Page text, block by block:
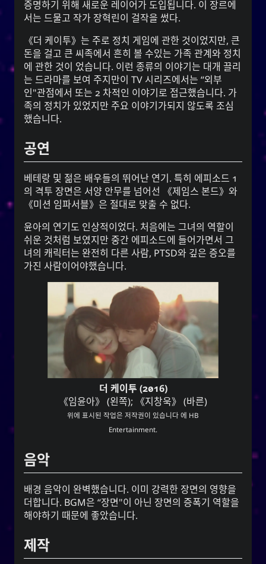
증명하기 위해 새로운 레이어가 도입됩니다. 이 장르에
서는 드물고 작가 장혁린이 걸작을 썼다.
《더 케이투》는 주로 정치 게임에 관한 것이었지만, 큰
돈을 걸고 큰 씨족에서 흔히 볼 수있는 가족 관계와 정치
에 관한 것이 었습니다. 이런 종류의 이야기는 대개 끌리
는 드라마를 보여 주지만이 TV 시리즈에서는 “외부
인"관점에서 또는 2 차적인 이야기로 접근했습니다. 가
족의 정치가 있었지만 주요 이야기가되지 않도록 조심
했습니다.
공연
베테랑 및 젊은 배우들의 뛰어난 연기. 특히 에피소드 1
의 격투 장면은 서양 안무를 넘어선 《제임스 본드》와
《미션 임파서블》은 절대로 맞출 수 없다.
윤아의 연기도 인상적이었다. 처음에는 그녀의 역할이
쉬운 것처럼 보였지만 중간 에피소드에 들어가면서 그
녀의 캐릭터는 완전히 다른 사람, PTSD와 깊은 증오를
가진 사람이어야했습니다.
더 케이투 (2016)
《임윤아》 (왼쪽); 《지창욱》 (바른)
위에 표시된 작업은 저작권이 있습니다 에 HB
Entertainment.
음악
배경 음악이 완벽했습니다. 이미 강력한 장면의 영향을
더합니다. BGM은 “장면"이 아닌 장면의 증폭기 역할을
해야하기 때문에 좋았습니다.
제작
주의사항 : 네이버 파파고 신경번역
「유」
Yoo (한국 성)
;
CC-BY-SA 3.0
Unported License
↩︎
One Way Faith
techmagus
Love and Relationships
책갈피
YourOnly.One Linklist
Linklists Are Back
Semantic Web for Hugo
지금 재생 중
MoshiMoshi♡ (JP Ver.)
MoshiMoshi♡ (JP Ver.)
소셜 링크